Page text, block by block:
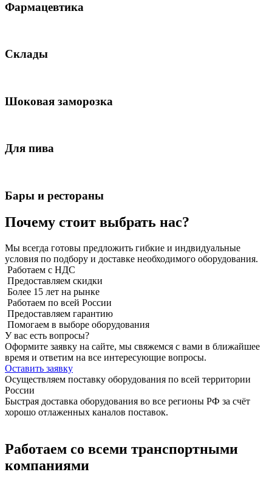
Фармацевтика
Склады
Шоковая заморозка
Для пива
Бары и рестораны
Почему стоит выбрать нас?
Мы всегда готовы предложить гибкие и индвидуальные
условия по подбору и доставке необходимого оборудования.
Работаем с НДС
Предоставляем скидки
Более 15 лет на рынке
Работаем по всей России
Предоставляем гарантию
Помогаем в выборе оборудования
У вас есть вопросы?
Оформите заявку на сайте, мы свяжемся с вами в ближайшее
время и ответим на все интересующие вопросы.
Оставить заявку
Осуществляем поставку оборудования по всей территории
России
Быстрая доставка оборудования во все регионы РФ за счёт
хорошо отлаженных каналов поставок.
Работаем со всеми транспортными
компаниями